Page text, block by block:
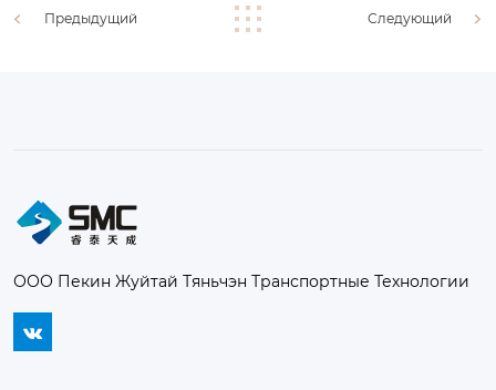
Предыдущий Следующий
ООО Пекин Жуйтай Тяньчэн Транспортные Технологии
